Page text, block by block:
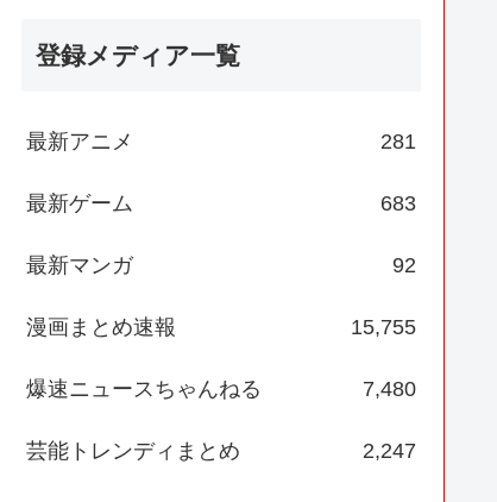
登録メディア一覧
最新アニメ 281
最新ゲーム 683
最新マンガ 92
漫画まとめ速報 15,755
爆速ニュースちゃんねる 7,480
芸能トレンディまとめ 2,247